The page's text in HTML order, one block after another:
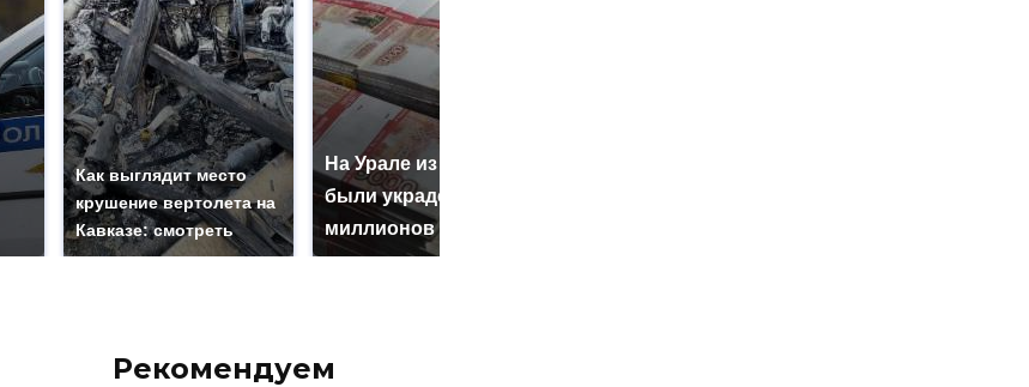
Как выглядит место
крушение вертолета на
Кавказе: смотреть
На Урале из казны
были украдены 18
миллионов рублей
Рекомендуем